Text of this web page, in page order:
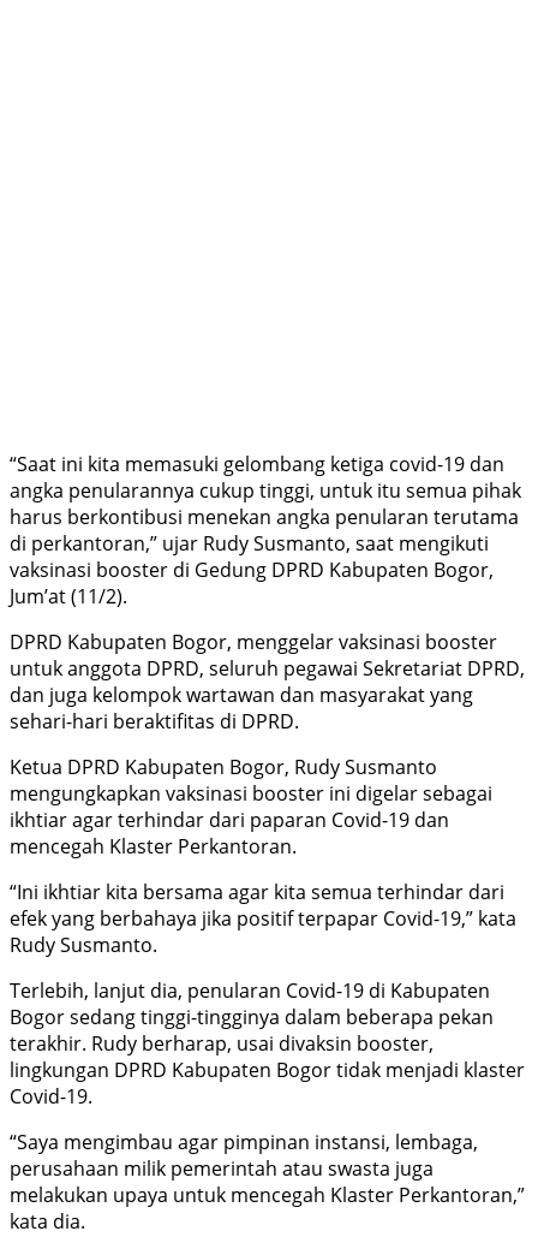
“Saat ini kita memasuki gelombang ketiga covid-19 dan
angka penularannya cukup tinggi, untuk itu semua pihak
harus berkontibusi menekan angka penularan terutama
di perkantoran,” ujar Rudy Susmanto, saat mengikuti
vaksinasi booster di Gedung DPRD Kabupaten Bogor,
Jum’at (11/2).
DPRD Kabupaten Bogor, menggelar vaksinasi booster
untuk anggota DPRD, seluruh pegawai Sekretariat DPRD,
dan juga kelompok wartawan dan masyarakat yang
sehari-hari beraktifitas di DPRD.
Ketua DPRD Kabupaten Bogor, Rudy Susmanto
mengungkapkan vaksinasi booster ini digelar sebagai
ikhtiar agar terhindar dari paparan Covid-19 dan
mencegah Klaster Perkantoran.
“Ini ikhtiar kita bersama agar kita semua terhindar dari
efek yang berbahaya jika positif terpapar Covid-19,” kata
Rudy Susmanto.
Terlebih, lanjut dia, penularan Covid-19 di Kabupaten
Bogor sedang tinggi-tingginya dalam beberapa pekan
terakhir. Rudy berharap, usai divaksin booster,
lingkungan DPRD Kabupaten Bogor tidak menjadi klaster
Covid-19.
“Saya mengimbau agar pimpinan instansi, lembaga,
perusahaan milik pemerintah atau swasta juga
melakukan upaya untuk mencegah Klaster Perkantoran,”
kata dia.